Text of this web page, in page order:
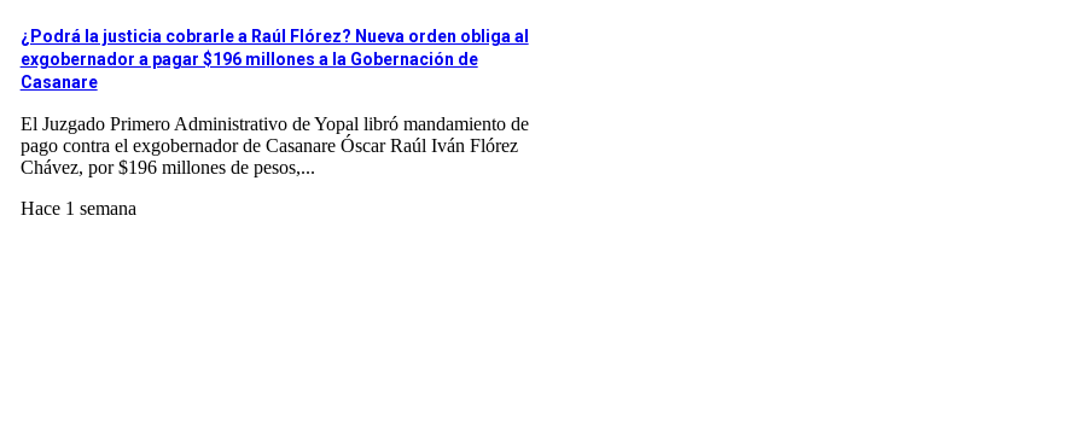
¿Podrá la justicia cobrarle a Raúl Flórez? Nueva orden obliga al
exgobernador a pagar $196 millones a la Gobernación de
Casanare
El Juzgado Primero Administrativo de Yopal libró mandamiento de
pago contra el exgobernador de Casanare Óscar Raúl Iván Flórez
Chávez, por $196 millones de pesos,...
Hace 1 semana